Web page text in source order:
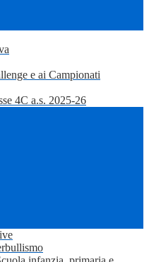
e ai Campionati
4C a.s. 2025-26